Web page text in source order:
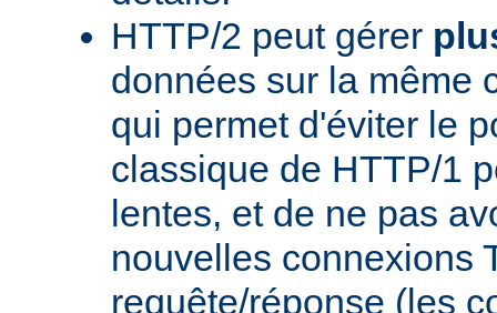
HTTP/2 peut gérer
données sur la même
qui permet d'éviter le
classique de HTTP/1
lentes, et de ne pas
nouvelles connexions
requête/réponse (les